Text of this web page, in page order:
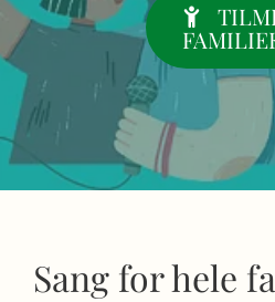
Sang for hele